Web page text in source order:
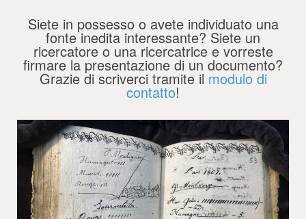
Siete in possesso o avete individuato una
fonte inedita interessante? Siete un
ricercatore o una ricercatrice e vorreste
firmare la presentazione di un documento?
Grazie di scriverci tramite il modulo di
contatto!